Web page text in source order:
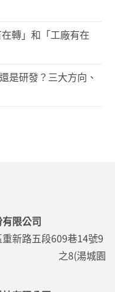
轉」和「工廠有在
是研發？三大方向、
限公司
新路五段609巷14號9
湯城園